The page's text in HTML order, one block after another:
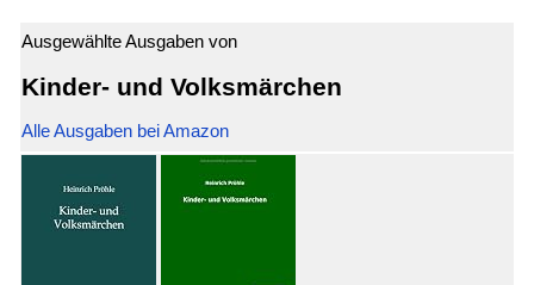
Ausgewählte Ausgaben von
Kinder- und Volksmärchen
Alle Ausgaben bei Amazon